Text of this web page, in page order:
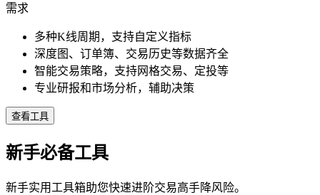
需求
多种K线周期，支持自定义指标
深度图、订单簿、交易历史等数据齐全
智能交易策略，支持网格交易、定投等
专业研报和市场分析，辅助决策
查看工具
新手必备工具
新手实用工具箱助您快速进阶交易高手降风险。